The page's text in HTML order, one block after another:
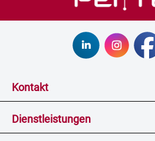
Kontakt
Dienstleistungen